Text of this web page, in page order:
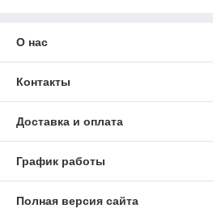
О нас
Контакты
Доставка и оплата
График работы
Полная версия сайта